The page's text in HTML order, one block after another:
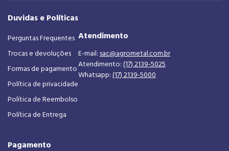
Duvidas e Políticas
Perguntas Frequentes
Trocas e devoluções
Formas de pagamento
Política de privacidade
Política de Reembolso
Política de Entrega
Atendimento
E-mail: sac@agrometal.com.br
Atendimento: (17) 2139-5025
Whatsapp: (17) 2139-5000
Pagamento